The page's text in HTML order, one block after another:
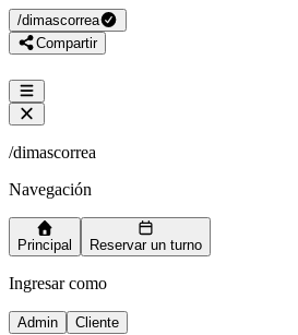
/dimascorrea
Compartir
/dimascorrea
Navegación
Principal Reservar un turno
Ingresar como
Admin Cliente